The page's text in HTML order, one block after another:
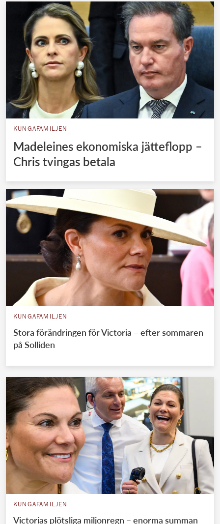
KUNGAFAMILJEN
Madeleines ekonomiska jätteflopp –
Chris tvingas betala
KUNGAFAMILJEN
Stora förändringen för Victoria – efter sommaren
på Solliden
KUNGAFAMILJEN
Victorias plötsliga miljonregn – enorma summan